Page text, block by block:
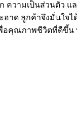
เป็นส่วนตัว และ
ลูกค้าจึงมั่นใจได้
อคุณภาพชีวิตที่ดีขึ้